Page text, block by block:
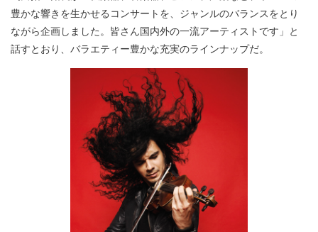
豊かな響きを生かせるコンサートを、ジャンルのバランスをとり
ながら企画しました。皆さん国内外の一流アーティストです」と
話すとおり、バラエティー豊かな充実のラインナップだ。